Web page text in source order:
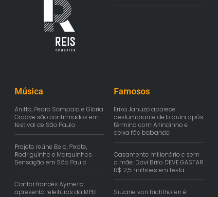
Música
Anitta, Pedro Sampaio e Gloria
Groove são confirmados em
festival de São Paulo
Projeto reúne Belo, Pixote,
Rodriguinho e Marquinhos
Sensação em São Paulo
Cantor francês Aymeric
apresenta releituras da MPB
Famosos
Erika Januza aparece
deslumbrante de biquíni após
término com Arlindinho e
deixa fãs babando
Casamento milionário e sem
a mãe: Davi Brito DEVE GASTAR
R$ 2,5 milhões em festa
Suzane von Richthofen é